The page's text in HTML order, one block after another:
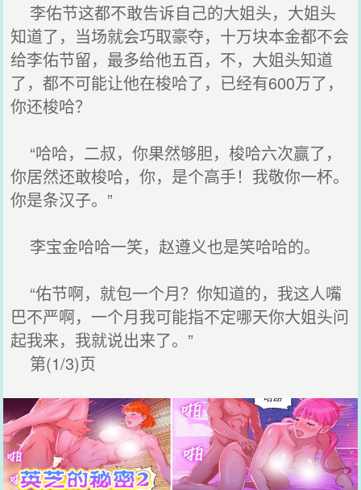
李佑节这都不敢告诉自己的大姐头，大姐头
知道了，当场就会巧取豪夺，十万块本金都不会
给李佑节留，最多给他五百，不，大姐头知道
了，都不可能让他在梭哈了，已经有600万了，
你还梭哈？
“哈哈，二叔，你果然够胆，梭哈六次赢了，
你居然还敢梭哈，你，是个高手！我敬你一杯。
你是条汉子。”
李宝金哈哈一笑，赵遵义也是笑哈哈的。
“佑节啊，就包一个月？你知道的，我这人嘴
巴不严啊，一个月我可能指不定哪天你大姐头问
起我来，我就说出来了。”
第(1/3)页